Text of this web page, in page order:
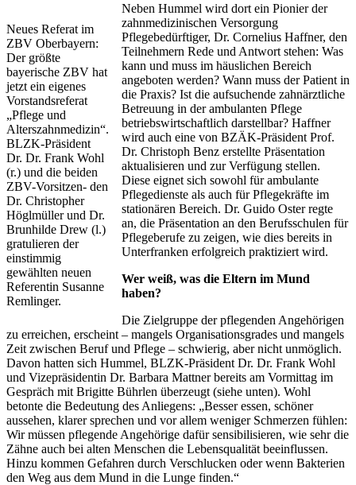
Neues Referat im
ZBV Oberbayern:
Der größte
bayerische ZBV hat
jetzt ein eigenes
Vorstandsreferat
„Pflege und
Alterszahnmedizin“.
BLZK-Präsident
Dr. Dr. Frank Wohl
(r.) und die beiden
ZBV-Vorsitzen- den
Dr. Christopher
Höglmüller und Dr.
Brunhilde Drew (l.)
gratulieren der
einstimmig
gewählten neuen
Referentin Susanne
Remlinger.
Neben Hummel wird dort ein Pionier der
zahnmedizinischen Versorgung
Pflegebedürftiger, Dr. Cornelius Haffner, den
Teilnehmern Rede und Antwort stehen: Was
kann und muss im häuslichen Bereich
angeboten werden? Wann muss der Patient in
die Praxis? Ist die aufsuchende zahnärztliche
Betreuung in der ambulanten Pflege
betriebswirtschaftlich darstellbar? Haffner
wird auch eine von BZÄK-Präsident Prof.
Dr. Christoph Benz erstellte Präsentation
aktualisieren und zur Verfügung stellen.
Diese eignet sich sowohl für ambulante
Pflegedienste als auch für Pflegekräfte im
stationären Bereich. Dr. Guido Oster regte
an, die Präsentation an den Berufsschulen für
Pflegeberufe zu zeigen, wie dies bereits in
Unterfranken erfolgreich praktiziert wird.
Wer weiß, was die Eltern im Mund
haben?
Die Zielgruppe der pflegenden Angehörigen
zu erreichen, erscheint – mangels Organisationsgrades und mangels
Zeit zwischen Beruf und Pflege – schwierig, aber nicht unmöglich.
Davon hatten sich Hummel, BLZK-Präsident Dr. Dr. Frank Wohl
und Vizepräsidentin Dr. Barbara Mattner bereits am Vormittag im
Gespräch mit Brigitte Bührlen überzeugt (siehe unten). Wohl
betonte die Bedeutung des Anliegens: „Besser essen, schöner
aussehen, klarer sprechen und vor allem weniger Schmerzen fühlen:
Wir müssen pflegende Angehörige dafür sensibilisieren, wie sehr die
Zähne auch bei alten Menschen die Lebensqualität beeinflussen.
Hinzu kommen Gefahren durch Verschlucken oder wenn Bakterien
den Weg aus dem Mund in die Lunge finden.“